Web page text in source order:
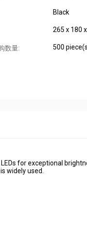
Black
265 x 180
数量: 500
for exceptional
widely used.